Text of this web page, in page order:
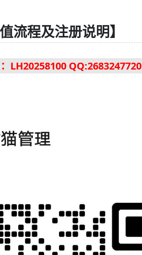
流程及注册说明】
：LH20258100 QQ:2683247720